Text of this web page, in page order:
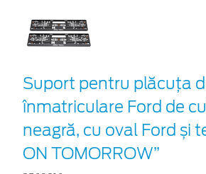
Suport pentru plăcuța
înmatriculare Ford de
neagră, cu oval Ford și
ON TOMORROW”